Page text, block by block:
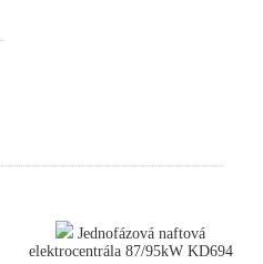
Jednofázová naftová
elektrocentrála 87/95kW KD694